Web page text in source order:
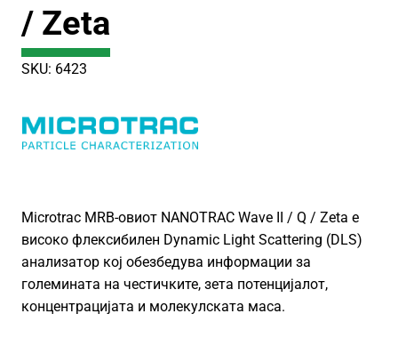
/ Zeta
SKU: 6423
Microtrac MRB-овиот NANOTRAC Wave II / Q / Zeta е
високо флексибилен Dynamic Light Scattering (DLS)
анализатор кој обезбедува информации за
големината на честичките, зета потенцијалот,
концентрацијата и молекулската маса.